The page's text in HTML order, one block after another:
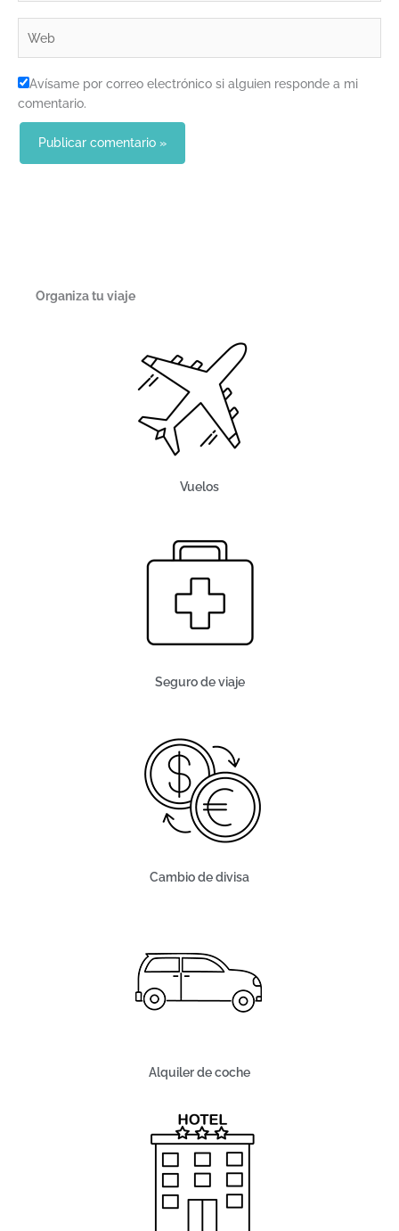
Avísame por correo electrónico si alguien responde a mi
comentario.
Organiza tu viaje
Vuelos
Seguro de viaje
Cambio de divisa
Alquiler de coche